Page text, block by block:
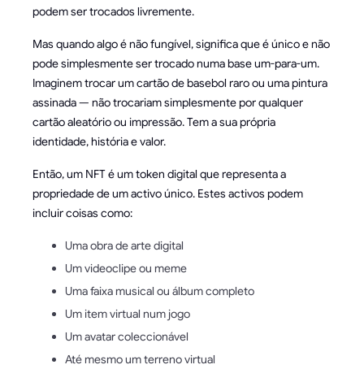
podem ser trocados livremente.
Mas quando algo é não fungível, significa que é único e não
pode simplesmente ser trocado numa base um-para-um.
Imaginem trocar um cartão de basebol raro ou uma pintura
assinada — não trocariam simplesmente por qualquer
cartão aleatório ou impressão. Tem a sua própria
identidade, história e valor.
Então, um NFT é um token digital que representa a
propriedade de um activo único. Estes activos podem
incluir coisas como:
Uma obra de arte digital
Um videoclipe ou meme
Uma faixa musical ou álbum completo
Um item virtual num jogo
Um avatar coleccionável
Até mesmo um terreno virtual